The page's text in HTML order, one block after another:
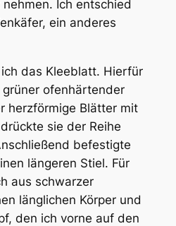
Ich entschied
ein anderes
das Kleeblatt. Hierfür
ofenhärtender
herzförmige Blätter mit
sie der Reihe
befestigte
längeren Stiel. Für
aus schwarzer
länglichen Körper und
den ich vorne auf den